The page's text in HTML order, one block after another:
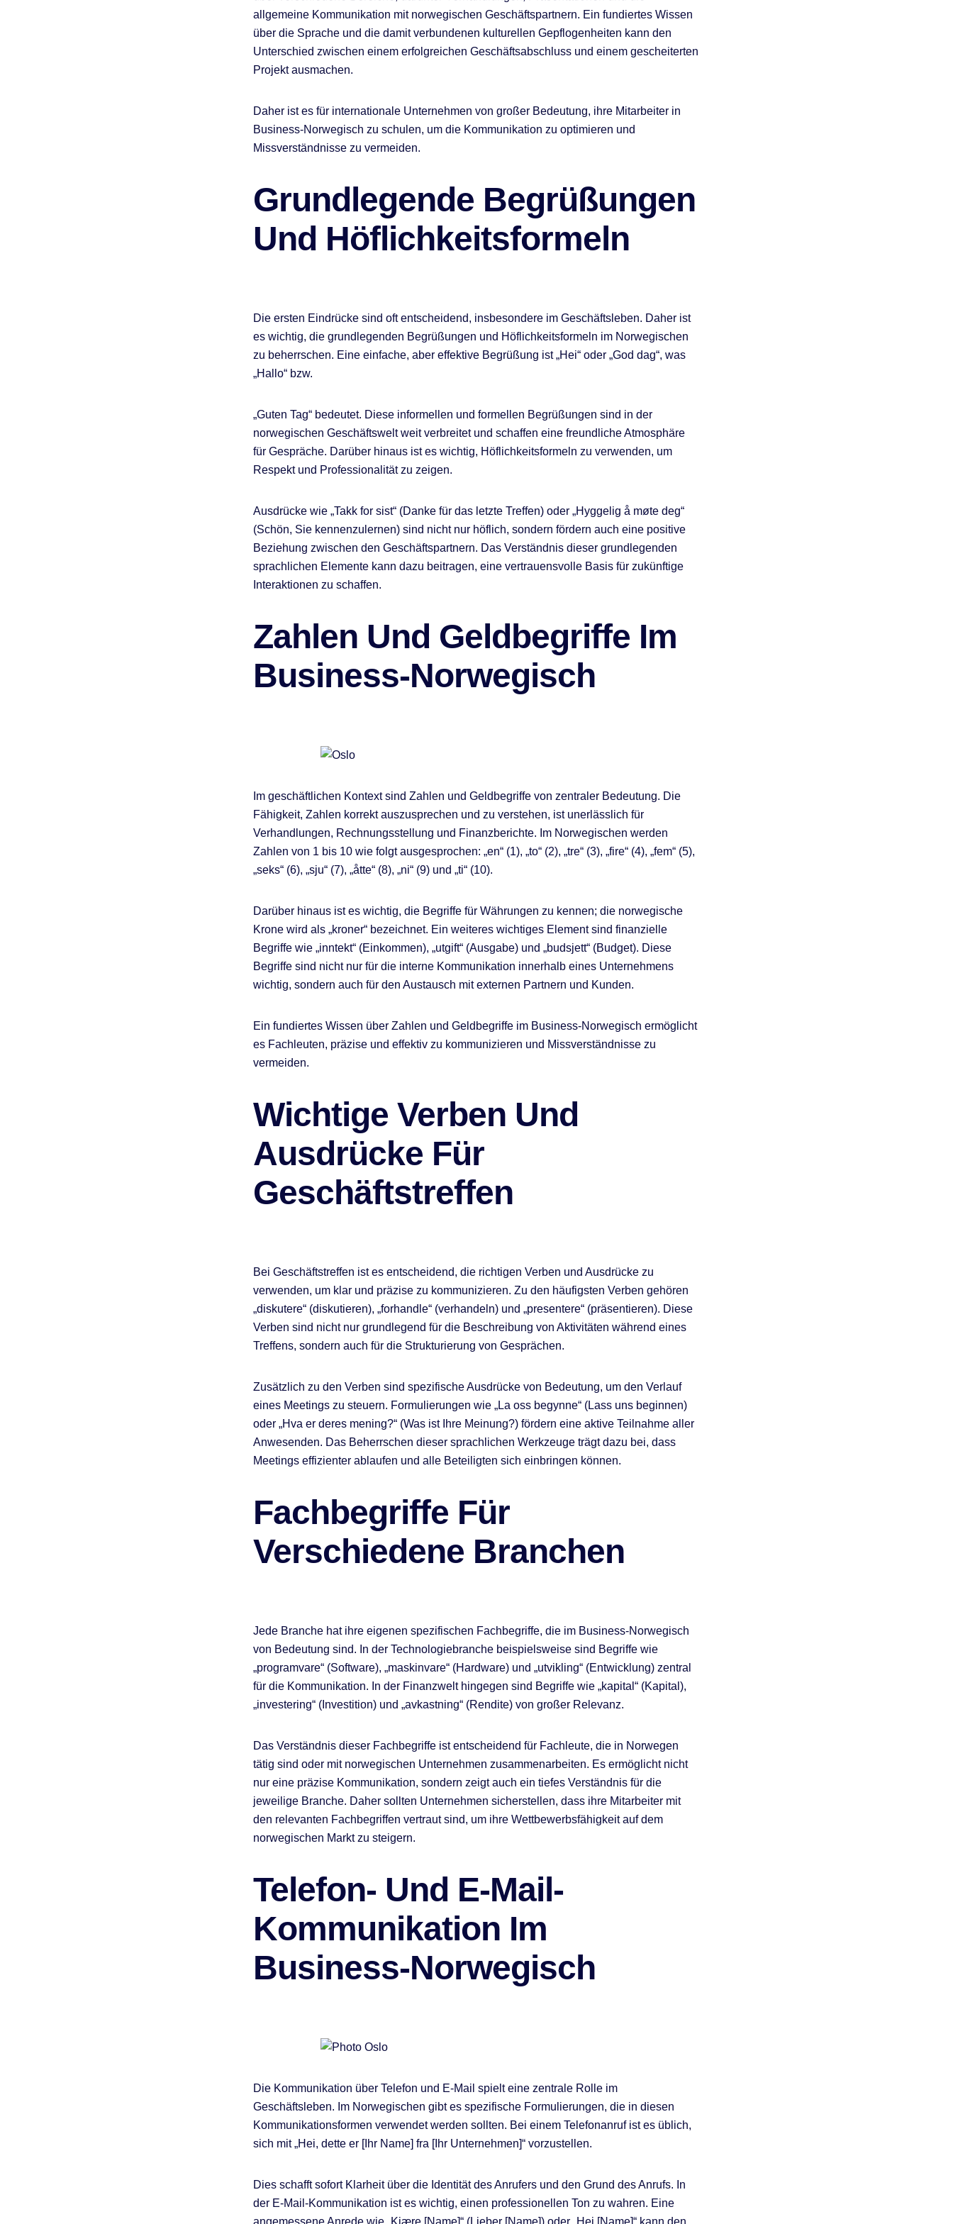
allgemeine Kommunikation mit norwegischen Geschäftspartnern. Ein fundiertes Wissen
über die Sprache und die damit verbundenen kulturellen Gepflogenheiten kann den
Unterschied zwischen einem erfolgreichen Geschäftsabschluss und einem gescheiterten
Projekt ausmachen.
Daher ist es für internationale Unternehmen von großer Bedeutung, ihre Mitarbeiter in
Business-Norwegisch zu schulen, um die Kommunikation zu optimieren und
Missverständnisse zu vermeiden.
Grundlegende Begrüßungen
Und Höflichkeitsformeln
Die ersten Eindrücke sind oft entscheidend, insbesondere im Geschäftsleben. Daher ist
es wichtig, die grundlegenden Begrüßungen und Höflichkeitsformeln im Norwegischen
zu beherrschen. Eine einfache, aber effektive Begrüßung ist „Hei“ oder „God dag“, was
„Hallo“ bzw.
„Guten Tag“ bedeutet. Diese informellen und formellen Begrüßungen sind in der
norwegischen Geschäftswelt weit verbreitet und schaffen eine freundliche Atmosphäre
für Gespräche. Darüber hinaus ist es wichtig, Höflichkeitsformeln zu verwenden, um
Respekt und Professionalität zu zeigen.
Ausdrücke wie „Takk for sist“ (Danke für das letzte Treffen) oder „Hyggelig å møte deg“
(Schön, Sie kennenzulernen) sind nicht nur höflich, sondern fördern auch eine positive
Beziehung zwischen den Geschäftspartnern. Das Verständnis dieser grundlegenden
sprachlichen Elemente kann dazu beitragen, eine vertrauensvolle Basis für zukünftige
Interaktionen zu schaffen.
Zahlen Und Geldbegriffe Im
Business-Norwegisch
Im geschäftlichen Kontext sind Zahlen und Geldbegriffe von zentraler Bedeutung. Die
Fähigkeit, Zahlen korrekt auszusprechen und zu verstehen, ist unerlässlich für
Verhandlungen, Rechnungsstellung und Finanzberichte. Im Norwegischen werden
Zahlen von 1 bis 10 wie folgt ausgesprochen: „en“ (1), „to“ (2), „tre“ (3), „fire“ (4), „fem“ (5),
„seks“ (6), „sju“ (7), „åtte“ (8), „ni“ (9) und „ti“ (10).
Darüber hinaus ist es wichtig, die Begriffe für Währungen zu kennen; die norwegische
Krone wird als „kroner“ bezeichnet. Ein weiteres wichtiges Element sind finanzielle
Begriffe wie „inntekt“ (Einkommen), „utgift“ (Ausgabe) und „budsjett“ (Budget). Diese
Begriffe sind nicht nur für die interne Kommunikation innerhalb eines Unternehmens
wichtig, sondern auch für den Austausch mit externen Partnern und Kunden.
Ein fundiertes Wissen über Zahlen und Geldbegriffe im Business-Norwegisch ermöglicht
es Fachleuten, präzise und effektiv zu kommunizieren und Missverständnisse zu
vermeiden.
Wichtige Verben Und
Ausdrücke Für
Geschäftstreffen
Bei Geschäftstreffen ist es entscheidend, die richtigen Verben und Ausdrücke zu
verwenden, um klar und präzise zu kommunizieren. Zu den häufigsten Verben gehören
„diskutere“ (diskutieren), „forhandle“ (verhandeln) und „presentere“ (präsentieren). Diese
Verben sind nicht nur grundlegend für die Beschreibung von Aktivitäten während eines
Treffens, sondern auch für die Strukturierung von Gesprächen.
Zusätzlich zu den Verben sind spezifische Ausdrücke von Bedeutung, um den Verlauf
eines Meetings zu steuern. Formulierungen wie „La oss begynne“ (Lass uns beginnen)
oder „Hva er deres mening?“ (Was ist Ihre Meinung?) fördern eine aktive Teilnahme aller
Anwesenden. Das Beherrschen dieser sprachlichen Werkzeuge trägt dazu bei, dass
Meetings effizienter ablaufen und alle Beteiligten sich einbringen können.
Fachbegriffe Für
Verschiedene Branchen
Jede Branche hat ihre eigenen spezifischen Fachbegriffe, die im Business-Norwegisch
von Bedeutung sind. In der Technologiebranche beispielsweise sind Begriffe wie
„programvare“ (Software), „maskinvare“ (Hardware) und „utvikling“ (Entwicklung) zentral
für die Kommunikation. In der Finanzwelt hingegen sind Begriffe wie „kapital“ (Kapital),
„investering“ (Investition) und „avkastning“ (Rendite) von großer Relevanz.
Das Verständnis dieser Fachbegriffe ist entscheidend für Fachleute, die in Norwegen
tätig sind oder mit norwegischen Unternehmen zusammenarbeiten. Es ermöglicht nicht
nur eine präzise Kommunikation, sondern zeigt auch ein tiefes Verständnis für die
jeweilige Branche. Daher sollten Unternehmen sicherstellen, dass ihre Mitarbeiter mit
den relevanten Fachbegriffen vertraut sind, um ihre Wettbewerbsfähigkeit auf dem
norwegischen Markt zu steigern.
Telefon- Und E-Mail-
Kommunikation Im
Business-Norwegisch
Die Kommunikation über Telefon und E-Mail spielt eine zentrale Rolle im
Geschäftsleben. Im Norwegischen gibt es spezifische Formulierungen, die in diesen
Kommunikationsformen verwendet werden sollten. Bei einem Telefonanruf ist es üblich,
sich mit „Hei, dette er [Ihr Name] fra [Ihr Unternehmen]“ vorzustellen.
Dies schafft sofort Klarheit über die Identität des Anrufers und den Grund des Anrufs. In
der E-Mail-Kommunikation ist es wichtig, einen professionellen Ton zu wahren. Eine
angemessene Anrede wie „Kjære [Name]“ (Lieber [Name]) oder „Hei [Name]“ kann den